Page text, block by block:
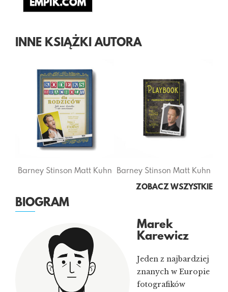
EMPIK.COM
INNE KSIĄŻKI AUTORA
Barney Stinson Matt Kuhn Barney Stinson Matt Kuhn
ZOBACZ WSZYSTKIE
BIOGRAM
Marek
Karewicz
Jeden z najbardziej
znanych w Europie
fotografików